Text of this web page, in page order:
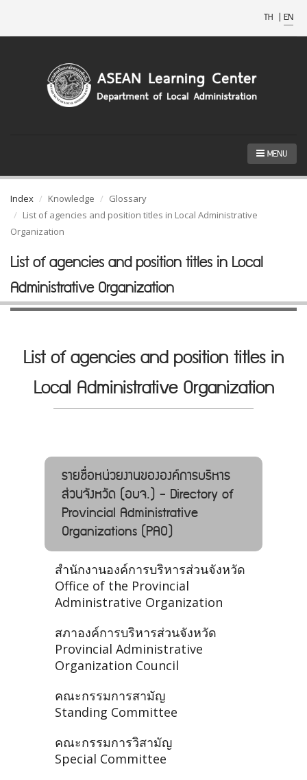
TH | EN
MENU
Index Knowledge
Glossary
List of agencies and position titles in Local Administrative
Organization
List of agencies and position titles in Local
Administrative Organization
List of agencies and position titles in
Local Administrative Organization
รายชื่อหน่วยงานขององค์การบริหาร
ส่วนจังหวัด (อบจ.) - Directory of
Provincial Administrative
Organizations (PAO)
สำนักงานองค์การบริหารส่วนจังหวัด
Office of the Provincial
Administrative Organization
สภาองค์การบริหารส่วนจังหวัด
Provincial Administrative
Organization Council
คณะกรรมการสามัญ
Standing Committee
คณะกรรมการวิสามัญ
Special Committee